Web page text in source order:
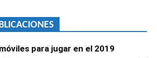
para jugar en el 2019